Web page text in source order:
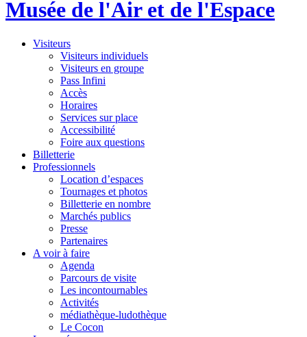
Musée de l'Air et de l'Espace
Visiteurs
Visiteurs individuels
Visiteurs en groupe
Pass Infini
Accès
Horaires
Services sur place
Accessibilité
Foire aux questions
Billetterie
Professionnels
Location d’espaces
Tournages et photos
Billetterie en nombre
Marchés publics
Presse
Partenaires
A voir à faire
Agenda
Parcours de visite
Les incontournables
Activités
médiathèque-ludothèque
Le Cocon